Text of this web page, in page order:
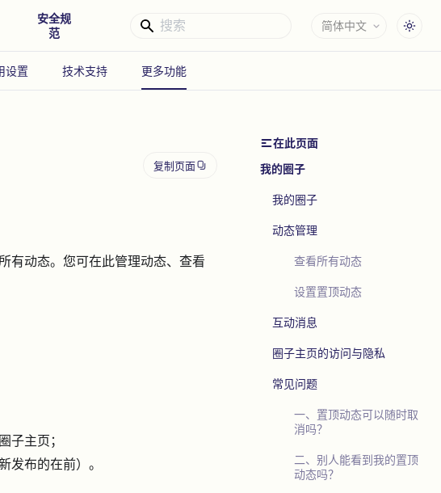
安全规
范
简体中文
设置 技术支持 更多功能
复制页面
有动态。您可在此管理动态、查看
子主页；
发布的在前）。
在此页面
我的圈子
我的圈子​
动态管理​
查看所有动态​
设置置顶动态​
互动消息​
圈子主页的访问与隐私​
常见问题​
一、置顶动态可以随时取
消吗？
二、别人能看到我的置顶
动态吗？